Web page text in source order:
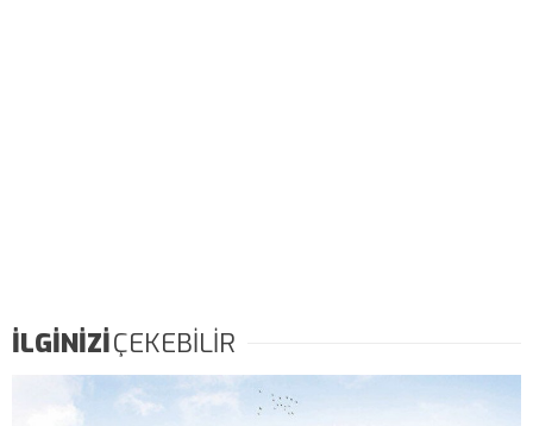
İLGİNİZİÇEKEBİLİR